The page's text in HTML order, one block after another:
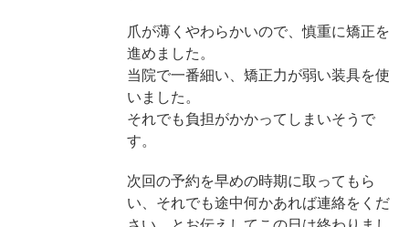
爪が薄くやわらかいので、慎重に矯正を
進めました。
当院で一番細い、矯正力が弱い装具を使
いました。
それでも負担がかかってしまいそうで
す。
次回の予約を早めの時期に取ってもら
い、それでも途中何かあれば連絡をくだ